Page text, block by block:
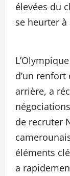
élevées du
se heurter
d’un
arrière, a
de recruter
éléments
a